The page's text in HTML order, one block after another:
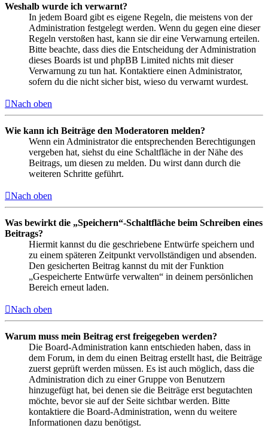
Weshalb wurde ich verwarnt?
In jedem Board gibt es eigene Regeln, die meistens von der
Administration festgelegt werden. Wenn du gegen eine dieser
Regeln verstoßen hast, kann sie dir eine Verwarnung erteilen.
Bitte beachte, dass dies die Entscheidung der Administration
dieses Boards ist und phpBB Limited nichts mit dieser
Verwarnung zu tun hat. Kontaktiere einen Administrator,
sofern du die nicht sicher bist, wieso du verwarnt wurdest.
Nach oben
Wie kann ich Beiträge den Moderatoren melden?
Wenn ein Administrator die entsprechenden Berechtigungen
vergeben hat, siehst du eine Schaltfläche in der Nähe des
Beitrags, um diesen zu melden. Du wirst dann durch die
weiteren Schritte geführt.
Nach oben
Was bewirkt die „Speichern“-Schaltfläche beim Schreiben eines
Beitrags?
Hiermit kannst du die geschriebene Entwürfe speichern und
zu einem späteren Zeitpunkt vervollständigen und absenden.
Den gesicherten Beitrag kannst du mit der Funktion
„Gespeicherte Entwürfe verwalten“ in deinem persönlichen
Bereich erneut laden.
Nach oben
Warum muss mein Beitrag erst freigegeben werden?
Die Board-Administration kann entschieden haben, dass in
dem Forum, in dem du einen Beitrag erstellt hast, die Beiträge
zuerst geprüft werden müssen. Es ist auch möglich, dass die
Administration dich zu einer Gruppe von Benutzern
hinzugefügt hat, bei denen sie die Beiträge erst begutachten
möchte, bevor sie auf der Seite sichtbar werden. Bitte
kontaktiere die Board-Administration, wenn du weitere
Informationen dazu benötigst.